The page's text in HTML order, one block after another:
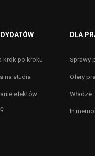
krok po kroku
na studia
efektów
DLA
Sprawy
Ofery
Władze
In